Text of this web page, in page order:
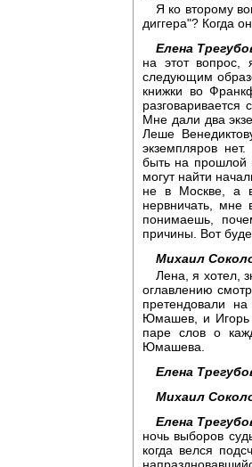
Я ко второму
диггера"? Когда
Елена
на этот вопрос,
следующим
книжки во
Мне дали два
Леше
экземпляров
быть на прошлой
могут найти
не в Москве, а
нервничать, мне
понимаешь,
причины. Вот
Михаил
Лена, я хотел,
оглавлению
претендовали
Юмашев, и Игорь
паре слов о
Юмашева.
Елена
Михаил
Елена
ночь выборов
когда велся